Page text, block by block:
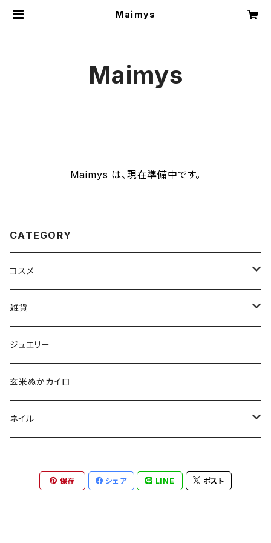
Maimys
Maimys
Maimys は、現在準備中です。
CATEGORY
コスメ
aesti
babu-beauté
go well
Aroma France
Khlang
雑貨
ホメオパシーケース
タッセル
ジュエリー
玄米ぬかカイロ
ネイル
ネイル用天然石
保存 シェア LINE ポスト